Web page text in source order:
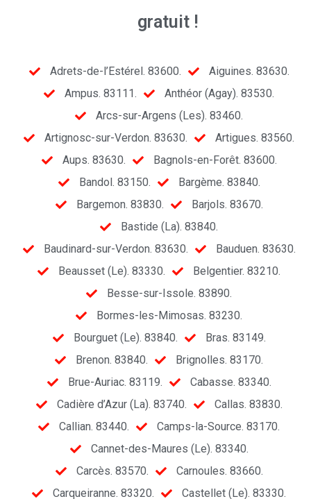
gratuit !
Adrets-de-l’Estérel. 83600.
Aiguines. 83630.
Ampus. 83111.
Anthéor (Agay). 83530.
Arcs-sur-Argens (Les). 83460.
Artignosc-sur-Verdon. 83630.
Artigues. 83560.
Aups. 83630.
Bagnols-en-Forêt. 83600.
Bandol. 83150.
Bargème. 83840.
Bargemon. 83830.
Barjols. 83670.
Bastide (La). 83840.
Baudinard-sur-Verdon. 83630.
Bauduen. 83630.
Beausset (Le). 83330.
Belgentier. 83210.
Besse-sur-Issole. 83890.
Bormes-les-Mimosas. 83230.
Bourguet (Le). 83840.
Bras. 83149.
Brenon. 83840.
Brignolles. 83170.
Brue-Auriac. 83119.
Cabasse. 83340.
Cadière d’Azur (La). 83740.
Callas. 83830.
Callian. 83440.
Camps-la-Source. 83170.
Cannet-des-Maures (Le). 83340.
Carcès. 83570.
Carnoules. 83660.
Carqueiranne. 83320.
Castellet (Le). 83330.